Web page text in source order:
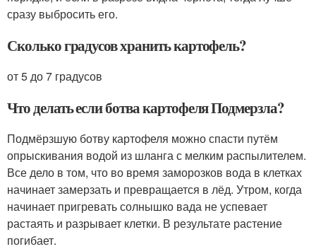
сразу выбросить его.
Сколько градусов хранить картофель?
от 5 до 7 градусов
Что делать если ботва картофеля Подмерзла?
Подмёрзшую ботву картофеля можно спасти путём
опрыскивания водой из шланга с мелким распылителем.
Все дело в том, что во время заморозков вода в клетках
начинает замерзать и превращается в лёд. Утром, когда
начинает пригревать солнышко вада не успевает
растаять и разрывает клетки. В результате растение
погибает.